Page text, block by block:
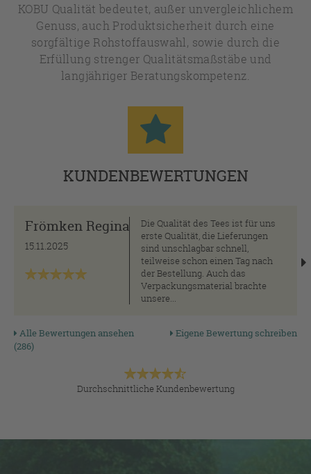
KOBU Qualität bedeutet, außer unvergleichlichem
Genuss, auch Produktsicherheit durch eine
sorgfältige Rohstoffauswahl, sowie durch die
Erfüllung strenger Qualitätsmaßstäbe und
langjähriger Beratungskompetenz.
KUNDENBEWERTUNGEN
Frömken Regina
15.11.2025
Die Qualität des Tees ist für uns
erste Qualität, die Lieferungen
sind unschlagbar schnell,
teilweise schon einen Tag nach
der Bestellung. Auch das
Verpackungsmaterial brachte
unsere...
Alle Bewertungen ansehen
(286)
Eigene Bewertung schreiben
Durchschnittliche Kundenbewertung